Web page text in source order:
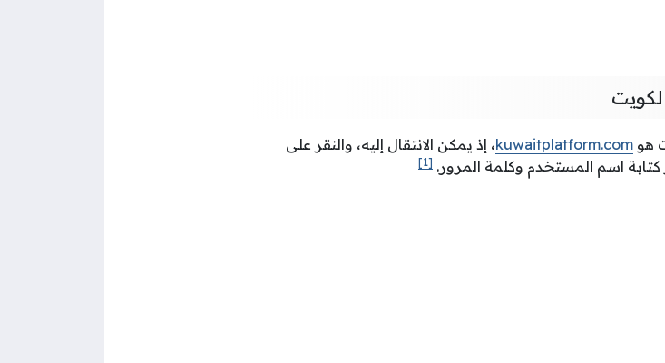
هو kuwaitplatform.com، إذ يمكن الانتقال إليه، والنقر على
اسم المستخدم وكلمة المرور. [1]